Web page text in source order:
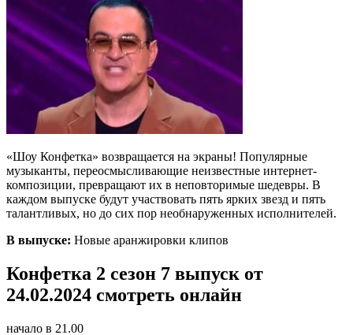
«Шоу Конфетка» возвращается на экраны! Популярные
музыканты, переосмысливающие неизвестные интернет-
композиции, превращают их в неповторимые шедевры. В
каждом выпуске будут участвовать пять ярких звезд и пять
талантливых, но до сих пор необнаруженных исполнителей.
В выпуске: Новые аранжировки клипов
Конфетка 2 сезон 7 выпуск от
24.02.2024 смотреть онлайн
начало в 21.00